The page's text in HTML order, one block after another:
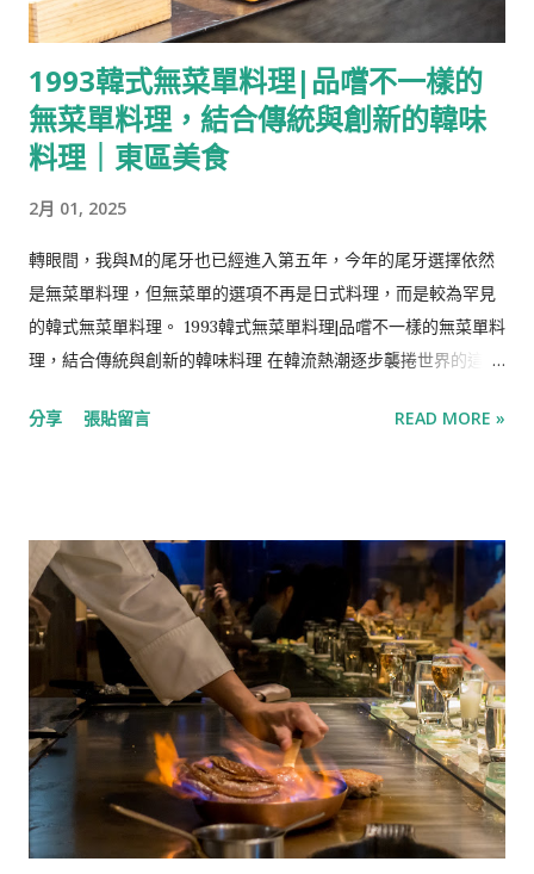
號 小巨蛋店：台北市松山區南京東路四段133巷4弄18號 營業時
間：周一-周日:11:30–13:30、17:30–21:30 電話： 慈惠店：0919-
226-959 元化店：0979-662-979 小巨蛋店：0918-609-989 訂
位： Inline 短評：在中壢想來一頓充滿儀式感的中高價位晚餐選
擇，稱不上傷荷包也不失面子。 松葉蟹肉最中餅 最中餅/松葉蟹
肉、洋蔥、蘋果，再佐香甜的沙拉醬與一點鮭魚卵，松葉蟹與鮭
是它迷人的標誌。 馬賽海鮮濃湯 蘭花蚌/白蝦/海鮮濃湯 改良自
1993韓式無菜單料理|品嚐不一樣的
無菜單料理，結合傳統與創新的韓味
料理｜東區美食
2月 01, 2025
轉眼間，我與M的尾牙也已經進入第五年，今年的尾牙選擇依然
是無菜單料理，但無菜單的選項不再是日式料理，而是較為罕見
的韓式無菜單料理。 1993韓式無菜單料理|品嚐不一樣的無菜單料
理，結合傳統與創新的韓味料理 在韓流熱潮逐步襲捲世界的這十
潮，韓國美食隨著韓星與韓劇的文化輸出同樣遍地開花，韓式烤
沉穩低調，小小的店面有一個開放式廚房與10個高腳椅的吧台座
位，由兩位1993年出生的韓籍主廚打理，將韓國傳統料理結合創
意與Fine dining的精緻擺盤，每季打造出一個Set的韓國特色菜
品，在以日本料理與鐵板燒為主的Omakase中作出別具一格的特
色。 選擇1993韓式無菜單料理作為尾牙一部分的原因是因為店
名，同樣出生在1993年的我們在韓國跟兩位主廚是不用講敬語的
「親辜」關係，因此「1993」這個店名在一瞬間吸引我的注意，
不假思索便轉發給M確認作為尾牙的餐廳。 【Info】 1993韓式無
菜單料理 地址：台北市大安區敦化南路1段160巷9號之4 營業時
間：周二-周日17:30-21:45(共兩個餐期17：30、19:45) 電話：
分享 張貼留言 READ MORE »